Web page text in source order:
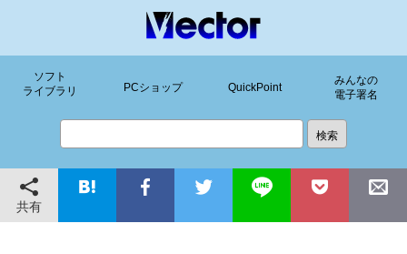
ソフト
ライブラリ
PCショップ QuickPoint
みんなの
電子署名
共有